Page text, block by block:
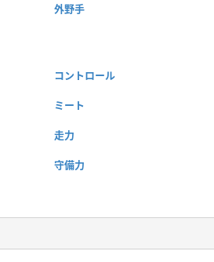
外野手
コントロール
ミート
走力
守備力